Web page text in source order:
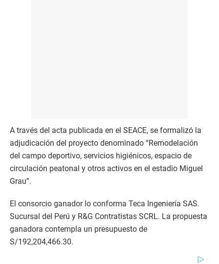
A través del acta publicada en el SEACE, se formalizó la
adjudicación del proyecto denominado “Remodelación
del campo deportivo, servicios higiénicos, espacio de
circulación peatonal y otros activos en el estadio Miguel
Grau”.
El consorcio ganador lo conforma Teca Ingeniería SAS.
Sucursal del Perú y R&G Contratistas SCRL. La propuesta
ganadora contempla un presupuesto de
S/192,204,466.30.